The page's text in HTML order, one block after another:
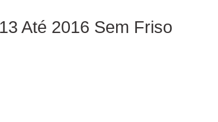
Até 2016 Sem Friso